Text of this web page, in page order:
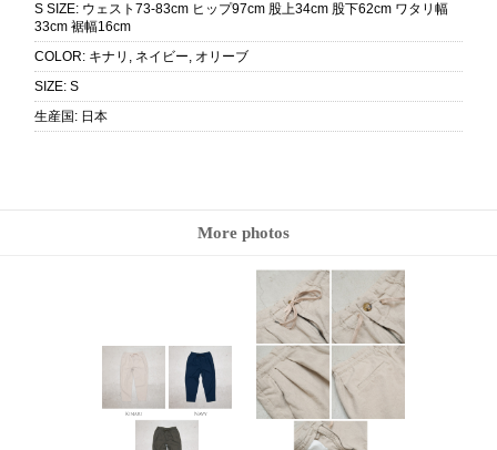
S SIZE: ウェスト73-83cm ヒップ97cm 股上34cm 股下62cm ワタリ幅
33cm 裾幅16cm
COLOR: キナリ, ネイビー, オリーブ
SIZE: S
生産国 : 日本
More photos